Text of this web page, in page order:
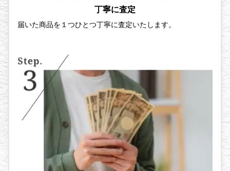
丁寧に査定
届いた商品を１つひとつ丁寧に査定いたします。